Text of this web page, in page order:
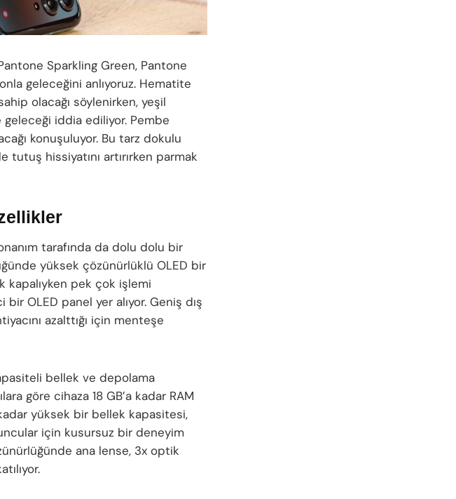
Pantone Sparkling Green, Pantone
geleceğini anlıyoruz. Hematite
olacağı söylenirken, yeşil
iddia ediliyor. Pembe
konuşuluyor. Bu tarz dokulu
tutuş hissiyatını artırırken parmak
tarafında da dolu dolu bir
yüksek çözünürlüklü OLED bir
kapalıyken pek çok işlemi
OLED panel yer alıyor. Geniş dış
azalttığı için menteşe
bellek ve depolama
göre cihaza 18 GB’a kadar RAM
yüksek bir bellek kapasitesi,
için kusursuz bir deneyim
ana lense, 3x optik